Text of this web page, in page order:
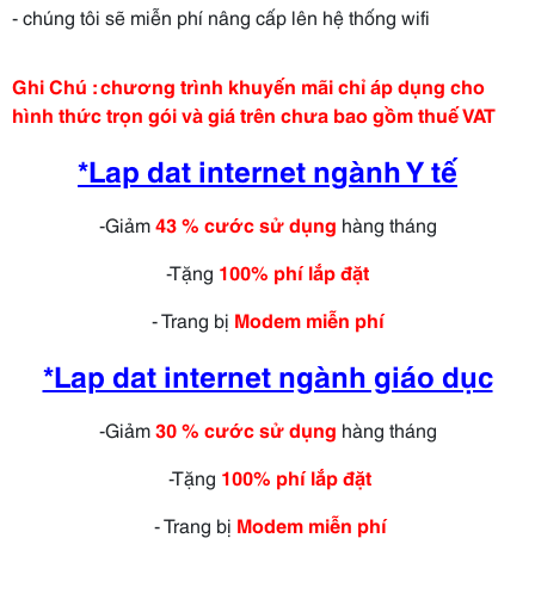
- chúng tôi sẽ miễn phí nâng cấp lên hệ thống wifi
Ghi Chú : chương trình khuyến mãi chỉ áp dụng cho
hình thức trọn gói và giá trên chưa bao gồm thuế VAT
*Lap dat internet ngành Y tế
-Giảm43% cước sử dụng hàng tháng
-Tặng 100% phí lắp đặt
- Trang bị Modem miễn phí
*Lap dat internet ngành giáo dục
-Giảm30 % cước sử dụng hàng tháng
-Tặng 100% phí lắp đặt
- Trang bị Modem miễn phí